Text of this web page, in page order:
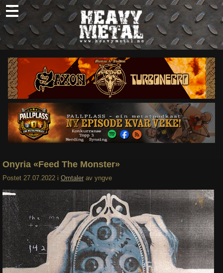
Skip
to
content
Nyheter
Omtaler
Intervjuer
Om oss
Abonner
Søk
Onyria «Feed The Monster»
Postet 27.07.2022 i Omtaler av yngve